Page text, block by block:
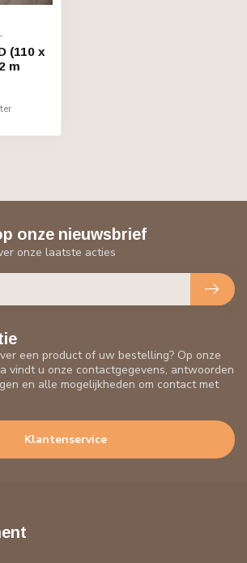
(110 x
m
een product of uw bestelling? Op onze
vindt u onze contactgegevens, antwoorden
en alle mogelijkheden om contact met
Klantenservice
onze nieuwsbrief
onze laatste acties